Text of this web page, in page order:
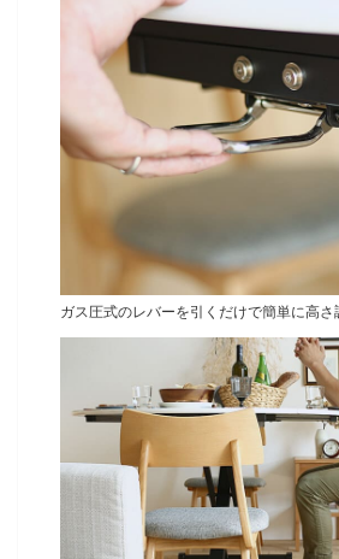
ガス圧式のレバーを引くだけで簡単に高さ